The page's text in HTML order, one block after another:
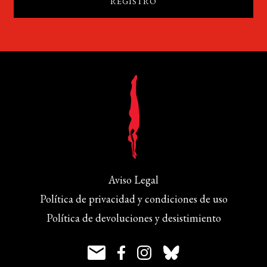
Aviso Legal
Política de privacidad y condiciones de uso
Política de devoluciones y desistimiento